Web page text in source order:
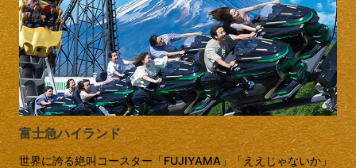
富士急ハイランド
世界に誇る絶叫コースター「FUJIYAMA」「ええじゃないか」